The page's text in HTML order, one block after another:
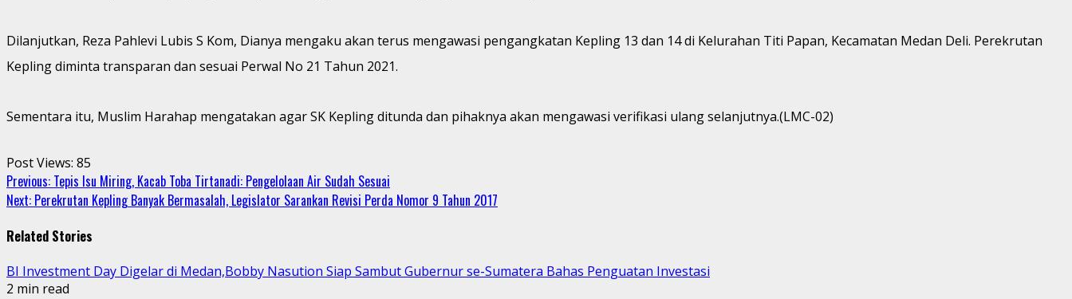
Dilanjutkan, Reza Pahlevi Lubis S Kom, Dianya mengaku akan terus mengawasi pengangkatan Kepling 13 dan 14 di Kelurahan Titi Papan, Kecamatan Medan Deli. Perekrutan
Kepling diminta transparan dan sesuai Perwal No 21 Tahun 2021.
Sementara itu, Muslim Harahap mengatakan agar SK Kepling ditunda dan pihaknya akan mengawasi verifikasi ulang selanjutnya.(LMC-02)
Post Views: 85
Continue
Reading
Previous: Tepis Isu Miring, Kacab Toba Tirtanadi: Pengelolaan Air Sudah Sesuai
Next: Perekrutan Kepling Banyak Bermasalah, Legislator Sarankan Revisi Perda Nomor 9 Tahun 2017
Related Stories
BI Investment Day Digelar di Medan,Bobby Nasution Siap Sambut Gubernur se-Sumatera Bahas Penguatan Investasi
2 min read